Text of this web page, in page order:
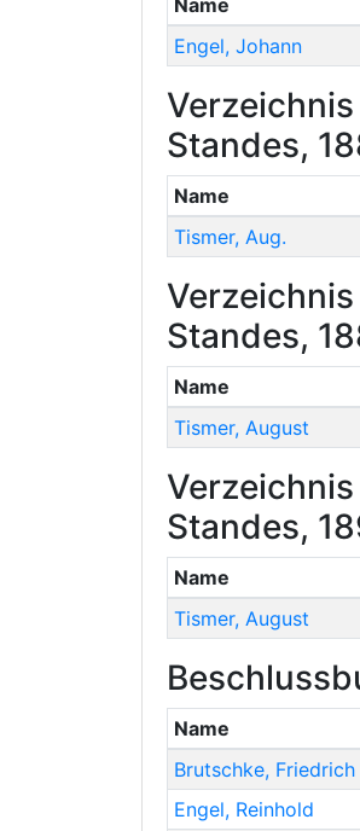
Name
Engel, Johann
Standes,
Name
Tismer, Aug.
Standes,
Name
Tismer, August
Standes,
Name
Tismer, August
Name
Brutschke, Friedrich
Engel, Reinhold